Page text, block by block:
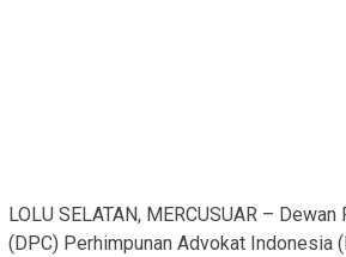
LOLU SELATAN, MERCUSUAR –
(DPC) Perhimpunan Advokat Indonesia